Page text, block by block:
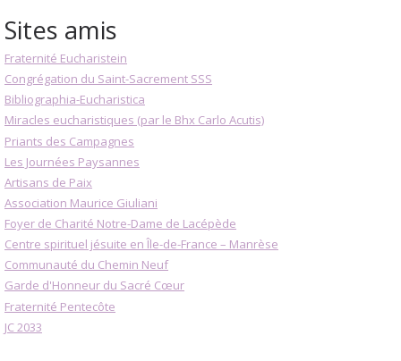
Sites amis
Fraternité Eucharistein
Congrégation du Saint-Sacrement SSS
Bibliographia-Eucharistica
Miracles eucharistiques (par le Bhx Carlo Acutis)
Priants des Campagnes
Les Journées Paysannes
Artisans de Paix
Association Maurice Giuliani
Foyer de Charité Notre-Dame de Lacépède
Centre spirituel jésuite en Île-de-France – Manrèse
Communauté du Chemin Neuf
Garde d'Honneur du Sacré Cœur
Fraternité Pentecôte
JC 2033